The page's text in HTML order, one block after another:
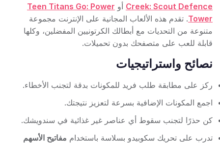
Creek: Scout Defence أو Teen Titans Go: Power
Tower. تقدم هذه الألعاب المجانية على الإنترنت مجموعة
متنوعة من التحديات مع أبطالك الكرتونيين المفضلين، وكلها
قابلة للعب على متصفحك بدون تحميلات.
نصائح واستراتيجيات
ركز على مطابقة طلب فريد للمكونات بدقة لتجنب الأخطاء.
اجمع المكونات الإضافية بسرعة لتعزيز نتيجتك.
كن حذرًا لتجنب سقوط أي عناصر غير غذائية في سندويشك.
تدرب على تحريك سكوبيدو بسلاسة باستخدام مفاتيح الأسهم